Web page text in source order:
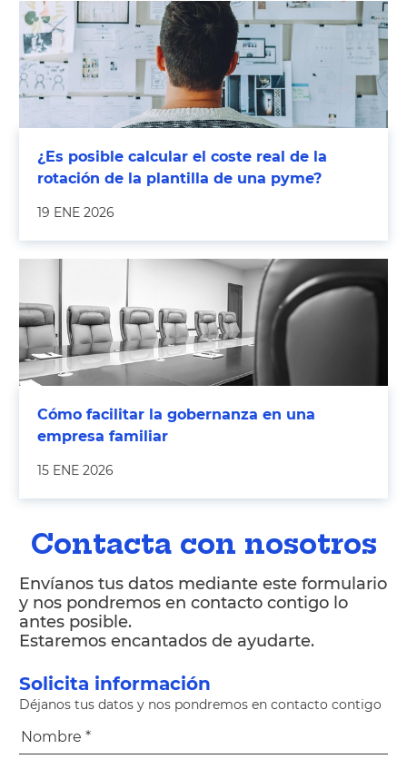
¿Es posible calcular el coste real de la
rotación de la plantilla de una pyme?
19 ENE 2026
Cómo facilitar la gobernanza en una
empresa familiar
15 ENE 2026
Contacta con nosotros
Envíanos tus datos mediante este formulario
y nos pondremos en contacto contigo lo
antes posible.
Estaremos encantados de ayudarte.
Solicita información
Déjanos tus datos y nos pondremos en contacto contigo